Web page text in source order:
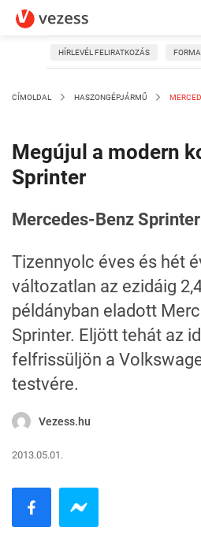
HÍRLEVÉL FELIRATKOZÁS
CÍMOLDAL HASZONGÉPJÁRMŰ
Megújul a modern
Sprinter
Mercedes-Benz
Tizennyolc éves és hét
változatlan az ezidáig
példányban eladott
Sprinter. Eljött tehát az
felfrissüljön a
testvére.
Vezess.hu
2013.05.01.